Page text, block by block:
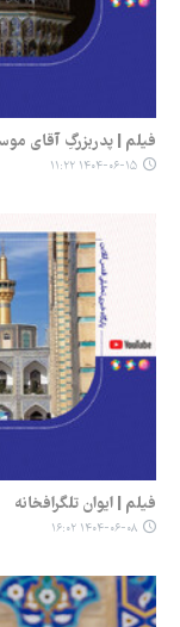
فیلم | پدربزرگِ آقای
۱۴۰۴-۰۶-۱۵ ۱۱:۲۲
فیلم | ایوان تلگرافخانه
۱۴۰۴-۰۶-۰۸ ۱۶:۰۲